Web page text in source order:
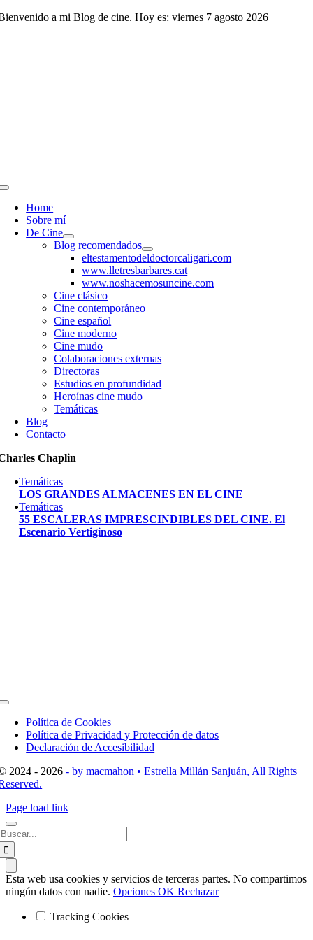
Saltar
a mi Blog de cine. Hoy es: viernes 7 agosto 2026
Toggle
NavigationHome
Sobre mí
De Cine
Blog recomendados
eltestamentodeldoctorcaligari.com
www.lletresbarbares.cat
www.noshacemosuncine.com
Cine clásico
Cine contemporáneo
Cine español
Cine moderno
Cine mudo
Colaboraciones externas
Directoras
Estudios en profundidad
Heroínas cine mudo
Temáticas
Blog
Contacto
Chaplin
Temáticas
LOS GRANDES ALMACENES EN EL CINE
Temáticas
55 ESCALERAS IMPRESCINDIBLES DEL CINE. El
Escenario Vertiginoso
Toggle
NavigationPolítica de Cookies
Política de Privacidad y Protección de datos
Declaración de Accesibilidad
2024 - 2026- by macmahon • Estrella Millán Sanjuán, All Rights
Page load link
Esta web usa cookies y servicios de terceras partes. No compartimos
ningún datos con nadie. Opciones OK Rechazar
Tracking Cookies